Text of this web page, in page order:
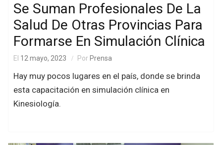
Se Suman Profesionales De La
Salud De Otras Provincias Para
Formarse En Simulación Clínica
El 12 mayo, 2023 Por Prensa
Hay muy pocos lugares en el país, donde se brinda
esta capacitación en simulación clínica en
Kinesiología.